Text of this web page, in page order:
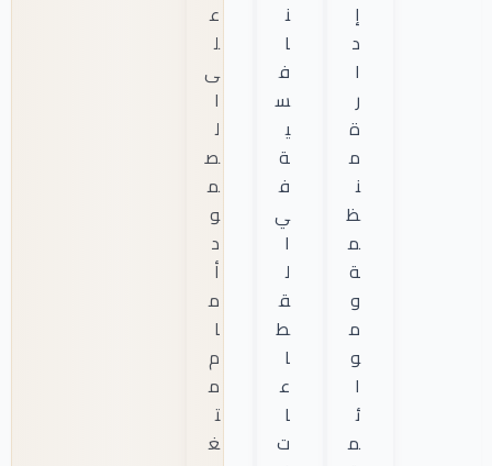
إ
د
ا
ر
ة
م
ن
ظ
م
ة
و
م
و
ا
ئ
م
ن
ا
ف
س
ي
ة
ف
ي
ا
ل
ق
ط
ا
ع
ا
ت
ع
ل
ى
ا
ل
ص
م
و
د
أ
م
ا
م
م
ت
غ